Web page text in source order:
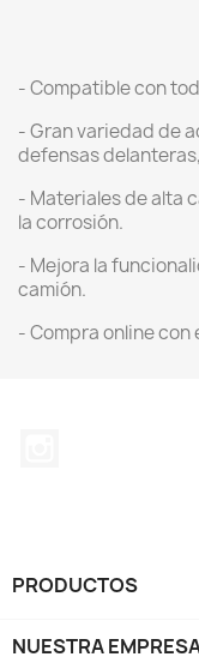
- Compatible con
- Gran variedad de
defensas
- Materiales de alta
la corrosión.
- Mejora la
camión.
- Compra online
PRODUCTOS
NUESTRA